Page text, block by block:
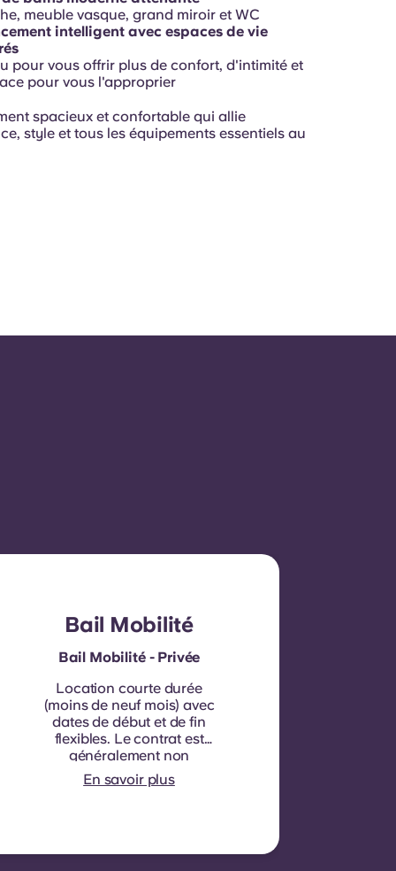
meuble vasque, grand miroir et WC
intelligent avec espaces de vie
pour vous offrir plus de confort, d'intimité et
pour vous l'approprier
spacieux et confortable qui allie
style et tous les équipements essentiels au
Bail Mobilité
Bail Mobilité - Privée
Location courte durée
(moins de neuf mois) avec
dates de début et de fin
flexibles. Le contrat est
généralement non
renouvelable, sauf
exceptions possibles.
En savoir plus